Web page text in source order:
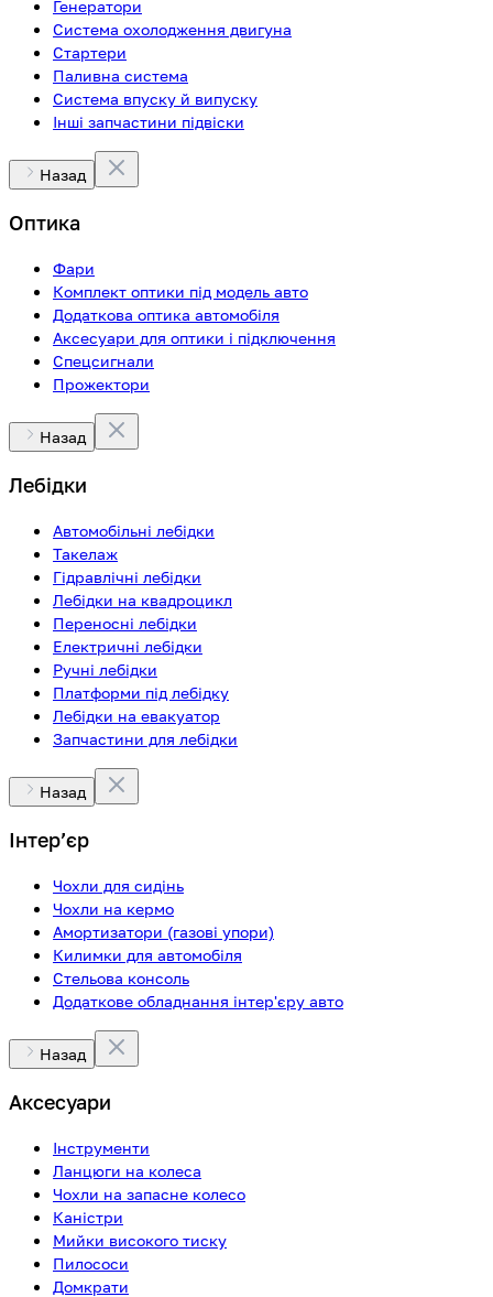
Генератори
Система охолодження двигуна
Стартери
Паливна система
Система впуску й випуску
Інші запчастини підвіски
Назад
Оптика
Фари
Комплект оптики під модель авто
Додаткова оптика автомобіля
Аксесуари для оптики і підключення
Спецсигнали
Прожектори
Назад
Лебідки
Автомобільні лебідки
Такелаж
Гідравлічні лебідки
Лебідки на квадроцикл
Переносні лебідки
Електричні лебідки
Ручні лебідки
Платформи під лебідку
Лебідки на евакуатор
Запчастини для лебідки
Назад
Інтерʼєр
Чохли для сидінь
Чохли на кермо
Амортизатори (газові упори)
Килимки для автомобіля
Стельова консоль
Додаткове обладнання інтер'єру авто
Назад
Аксесуари
Інструменти
Ланцюги на колеса
Чохли на запасне колесо
Каністри
Мийки високого тиску
Пилососи
Домкрати